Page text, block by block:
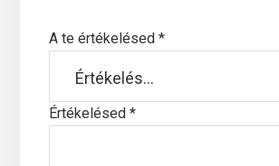
A te értékelésed *
Értékelésed *